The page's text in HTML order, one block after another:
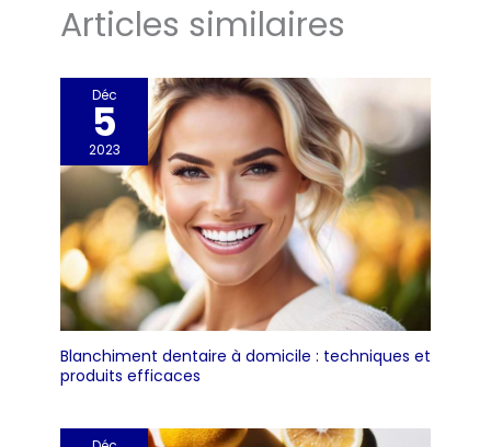
Articles similaires
Déc
5
2023
Blanchiment dentaire à domicile : techniques et
produits efficaces